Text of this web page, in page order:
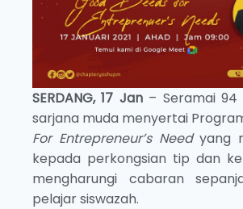
SERDANG, 17 Jan– Seramai 94
sarjana muda menyertai
For Entrepreneur’s Needyang
kepada perkongsian tip dan
mengharungi cabaran
pelajar siswazah.